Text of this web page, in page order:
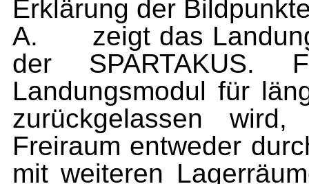
Erklärung der
A.
zeigt das
der
Landungsmodul für
zurückgelassen
Freiraum entweder
mit weiteren